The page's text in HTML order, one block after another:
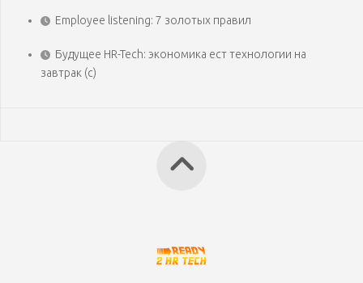
Employee listening: 7 золотых правил
Будущее HR-Tech: экономика ест технологии на
завтрак (с)